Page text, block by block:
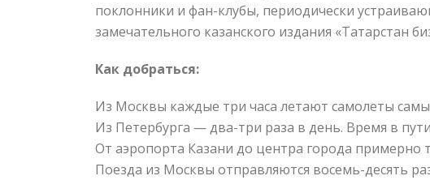
поклонники и фан-клубы, периодически
замечательного казанского издания «Татарстан
Как добраться:
Из Москвы каждые три часа летают самолеты
Из Петербурга — два-три раза в день. Время в
От аэропорта Казани до центра города
Поезда из Москвы отправляются восемь-десять